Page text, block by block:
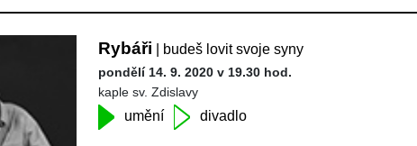
Rybáři | budeš lovit svoje syny
pondělí 14. 9. 2020 v 19.30 hod.
kaple sv. Zdislavy
umění divadlo